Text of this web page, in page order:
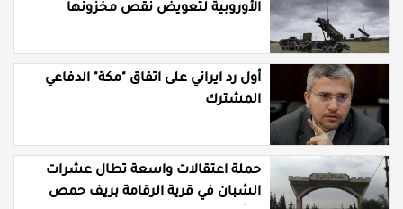
الأوروبية لتعويض نقص مخزونها
أول رد ايراني على اتفاق "مكة" الدفاعي
المشترك
حملة اعتقالات واسعة تطال عشرات
الشبان في قرية الرقامة بريف حمص